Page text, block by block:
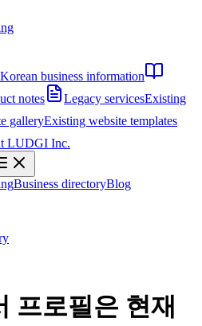
business information
notes Legacy servicesExisting
galleryExisting website templates
LUDGI Inc.
Business directoryBlog
프로필은 현재